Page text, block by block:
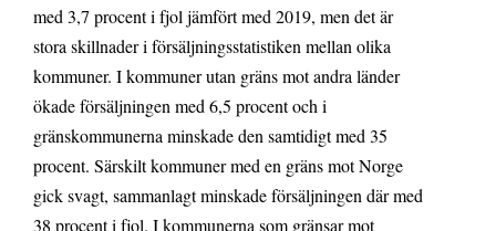
med 3,7 procent i fjol jämfört med 2019, men det är
stora skillnader i försäljningsstatistiken mellan olika
kommuner. I kommuner utan gräns mot andra länder
ökade försäljningen med 6,5 procent och i
gränskommunerna minskade den samtidigt med 35
procent. Särskilt kommuner med en gräns mot Norge
gick svagt, sammanlagt minskade försäljningen där med
38 procent i fjol. I kommunerna som gränsar mot